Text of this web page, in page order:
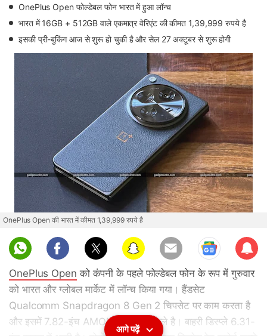
OnePlus Open फोल्डेबल फोन भारत में हुआ लॉन्च
भारत में 16GB + 512GB वाले एकमात्र वेरिएंट की कीमत 1,39,999 रुपये है
इसकी प्री-बुकिंग आज से शुरू हो चुकी है और सेल 27 अक्टूबर से शुरू होगी
OnePlus Open की भारत में कीमत 1,39,999 रुपये है
Sub
scri
be
OnePlus Open को कंपनी के पहले फोल्डेबल फोन के रूप में गुरुवार
को भारत और ग्लोबल मार्केट में लॉन्च किया गया। हैंडसेट
Qualcomm Snapdragon 8 Gen 2 चिपसेट पर काम करता है
और इसमें 7.82-इंच AMOLED इनर डिस्प्ले है। बाहरी डिस्प्ले 6.31-
आगे पढ़ें